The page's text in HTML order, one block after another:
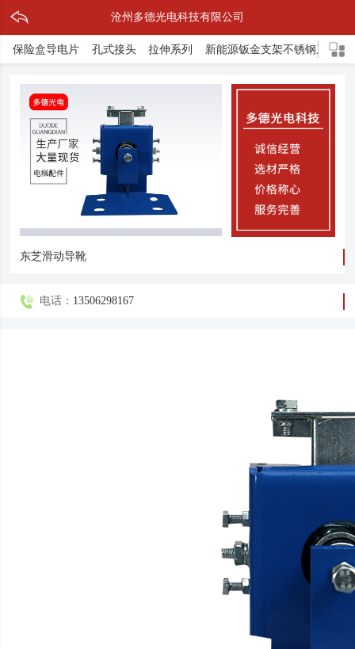
沧州多德光电科技有限公司
保险盒导电片 孔式接头 拉伸系列 新能源钣金支架不锈钢系列
东芝滑动导靴
电话： 13506298167